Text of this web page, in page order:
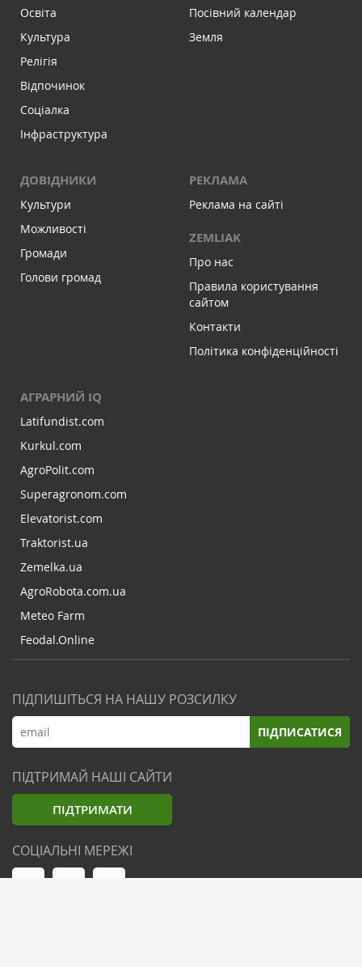
Освіта
Культура
Релігія
Відпочинок
Соціалка
Інфраструктура
Посівний календар
Земля
ДОВІДНИКИ
Культури
Можливості
Громади
Голови громад
РЕКЛАМА
Реклама на сайті
ZEMLIAK
Про нас
Правила користування
сайтом
Контакти
Політика конфіденційності
АГРАРНИЙ IQ
Latifundist.com
Kurkul.com
AgroPolit.com
Superagronom.com
Elevatorist.com
Traktorist.ua
Zemelka.ua
AgroRobota.com.ua
Meteo Farm
Feodal.Online
ПІДПИШІТЬСЯ НА НАШУ РОЗСИЛКУ
ПІДПИСАТИСЯ
ПІДТРИМАЙ НАШІ САЙТИ
ПІДТРИМАТИ
СОЦІАЛЬНІ МЕРЕЖІ